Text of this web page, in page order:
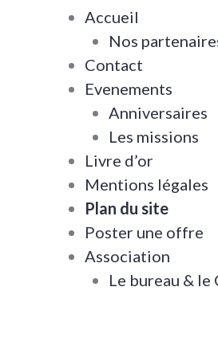
Accueil
Nos
Contact
Evenements
Anniversaires
Les missions
Livre d’or
Mentions légales
Plan du site
Poster une offre
Association
Le bureau & le